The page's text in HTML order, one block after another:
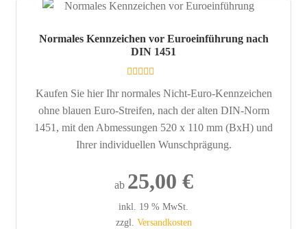
Normales Kennzeichen vor Euroeinführung nach
DIN 1451
Kaufen Sie hier Ihr normales Nicht-Euro-Kennzeichen
ohne blauen Euro-Streifen, nach der alten DIN-Norm
1451, mit den Abmessungen 520 x 110 mm (BxH) und
Ihrer individuellen Wunschprägung.
ab 25,00 €
inkl. 19 % MwSt.
zzgl. Versandkosten